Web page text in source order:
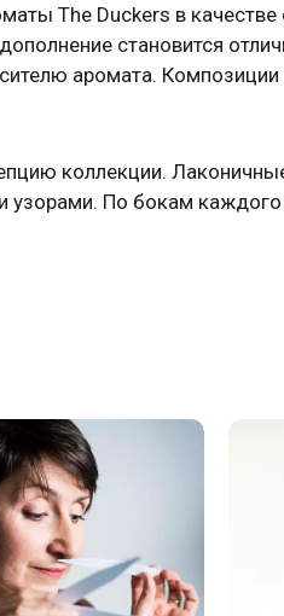
The Duckers в качестве
становится
аромата. Композиции
коллекции.
По бокам